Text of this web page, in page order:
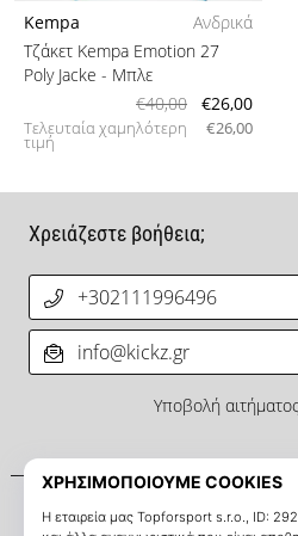
Kempa
Ανδρικά
Τζάκετ Kempa Emotion 27
Poly Jacke - Μπλε
€40,00
€26,00
Τελευταία χαμηλότερη
τιμή
€26,00
Σχετικά μ' εμάς
Χρειάζεστε βοήθεια;
+302111996496
info@kickz.gr
Υποβολή